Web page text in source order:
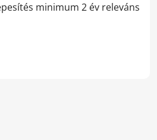
minimum 2 év releváns